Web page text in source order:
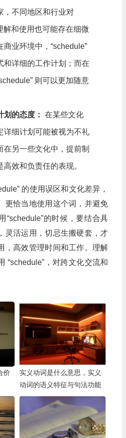
，不同地区和行业对
解和使用也可能存在细微
商业环境中，“schedule”
和详细的工作计划；而在
则可以更加随意
划的态度： 在某些文化
详细计划可能被视为不礼
在另一些文化中，提前制
效和负责任的表现。
的使用误区和文化差异，
更恰当地使用这个词，并避免
“schedule”的时候，要结合具
灵活运用，切忌生搬硬套，才
，高效管理时间和工作。理解
“schedule”，对跨文化交流和
价
实义动词是什么意思，实义
动词的语义特征与句法功能